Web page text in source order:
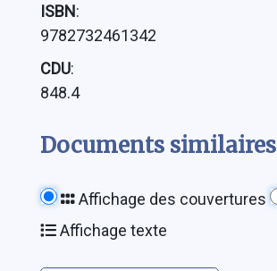
ISBN:
9782732461342
CDU:
848.4
Documents similaires
Affichage des couvertures
Affichage texte